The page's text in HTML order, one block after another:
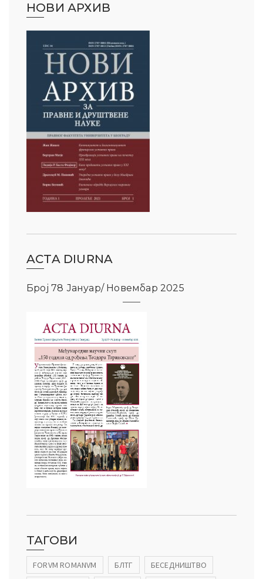
НОВИ АРХИВ
ACTA DIURNA
Број 78 Јануар/ Новембар 2025
ТАГОВИ
FORVM ROMANVM БЛТГ
БЕСЕДНИШТВО